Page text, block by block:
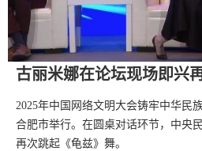
古丽米娜在论坛现场即兴
2025年中国网络文明大会铸牢中华民
合肥市举行。在圆桌对话环节，中央
再次跳起《龟兹》舞。